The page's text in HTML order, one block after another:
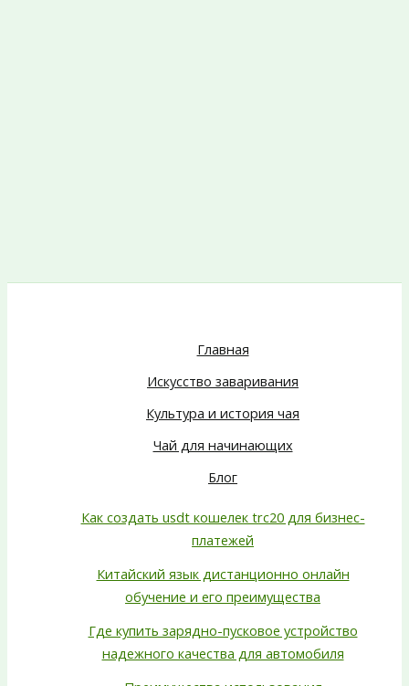
Главная
Искусство заваривания
Культура и история чая
Чай для начинающих
Блог
Как создать usdt кошелек trc20 для бизнес-
платежей
Китайский язык дистанционно онлайн
обучение и его преимущества
Где купить зарядно-пусковое устройство
надежного качества для автомобиля